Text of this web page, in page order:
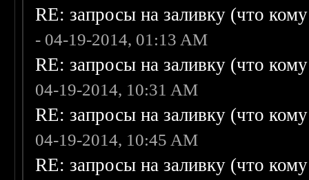
RE: запросы на заливку (что
- 04-19-2014, 01:13 AM
RE: запросы на заливку (что
04-19-2014, 10:31 AM
RE: запросы на заливку (что
04-19-2014, 10:45 AM
RE: запросы на заливку (что